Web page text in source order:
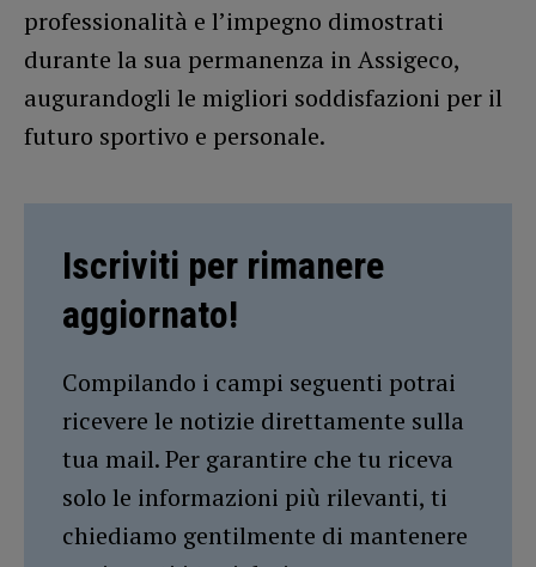
professionalità e l’impegno dimostrati
durante la sua permanenza in Assigeco,
augurandogli le migliori soddisfazioni per il
futuro sportivo e personale.
Iscriviti per rimanere
aggiornato!
Compilando i campi seguenti potrai
ricevere le notizie direttamente sulla
tua mail. Per garantire che tu riceva
solo le informazioni più rilevanti, ti
chiediamo gentilmente di mantenere